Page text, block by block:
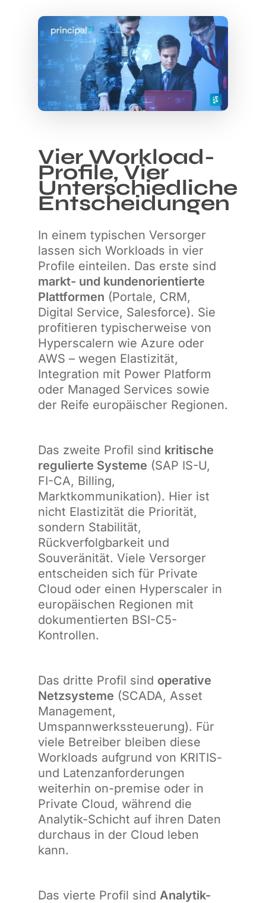
Vier Workload-
Profile, Vier
Unterschiedliche
Entscheidungen
In einem typischen Versorger
lassen sich Workloads in vier
Profile einteilen. Das erste sind
markt- und kundenorientierte
Plattformen (Portale, CRM,
Digital Service, Salesforce). Sie
profitieren typischerweise von
Hyperscalern wie Azure oder
AWS – wegen Elastizität,
Integration mit Power Platform
oder Managed Services sowie
der Reife europäischer Regionen.
Das zweite Profil sind kritische
regulierte Systeme (SAP IS-U,
FI-CA, Billing,
Marktkommunikation). Hier ist
nicht Elastizität die Priorität,
sondern Stabilität,
Rückverfolgbarkeit und
Souveränität. Viele Versorger
entscheiden sich für Private
Cloud oder einen Hyperscaler in
europäischen Regionen mit
dokumentierten BSI-C5-
Kontrollen.
Das dritte Profil sind operative
Netzsysteme (SCADA, Asset
Management,
Umspannwerkssteuerung). Für
viele Betreiber bleiben diese
Workloads aufgrund von KRITIS-
und Latenzanforderungen
weiterhin on-premise oder in
Private Cloud, während die
Analytik-Schicht auf ihren Daten
durchaus in der Cloud leben
kann.
Das vierte Profil sind Analytik-